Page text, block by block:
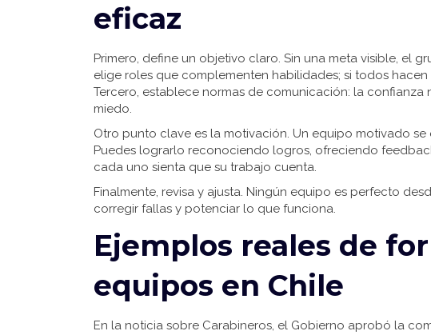
eficaz
Primero, define un objetivo claro. Sin una meta visible, el
elige roles que complementen habilidades; si todos
Tercero, establece normas de comunicación: la
miedo.
Otro punto clave es la motivación. Un equipo motivado se
Puedes lograrlo reconociendo logros, ofreciendo
cada uno sienta que su trabajo cuenta.
Finalmente, revisa y ajusta. Ningún equipo es perfecto
corregir fallas y potenciar lo que funciona.
Ejemplos reales de
equipos en Chile
En la noticia sobre Carabineros, el Gobierno aprobó la